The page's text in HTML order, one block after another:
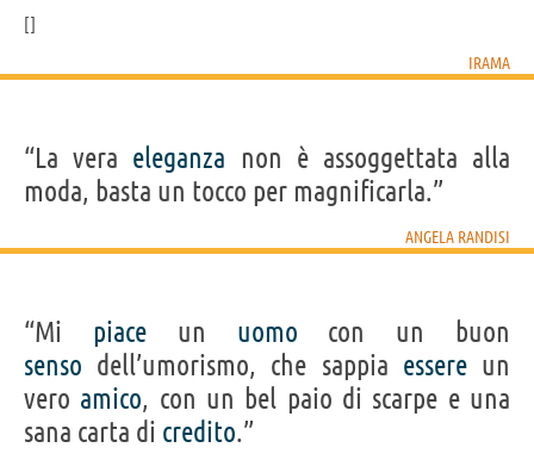
IRAMA
“La vera eleganza non è assoggettata alla
moda, basta un tocco per magnificarla.”
ANGELA RANDISI
“Mi piaceun uomo con un buon
senso dell’umorismo, che sappia essereun
vero amico, con un bel paio di scarpe e una
sana carta di credito.”